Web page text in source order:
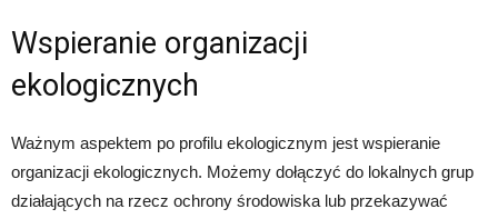
Wspieranie organizacji
ekologicznych
Ważnym aspektem po profilu ekologicznym jest wspieranie
organizacji ekologicznych. Możemy dołączyć do lokalnych grup
działających na rzecz ochrony środowiska lub przekazywać